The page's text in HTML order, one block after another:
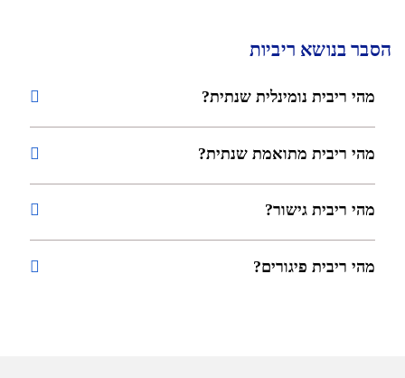
הסבר בנושא ריביות
מהי ריבית נומינלית שנתית?
מהי ריבית מתואמת שנתית?
מהי ריבית גישור?
מהי ריבית פיגורים?